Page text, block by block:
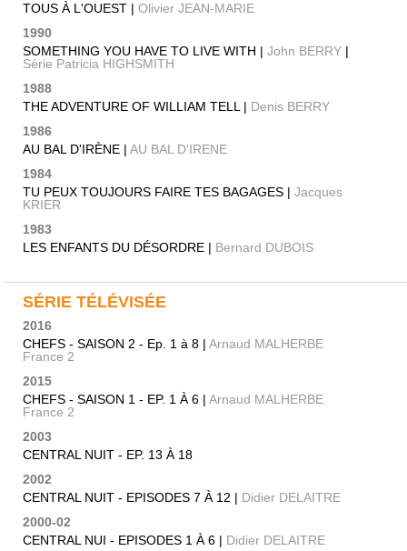
TOUS À L'OUEST | Olivier JEAN-MARIE
1990
SOMETHING YOU HAVE TO LIVE WITH | John BERRY |
Série Patricia HIGHSMITH
1988
THE ADVENTURE OF WILLIAM TELL | Denis BERRY
1986
AU BAL D'IRÈNE | AU BAL D'IRENE
1984
TU PEUX TOUJOURS FAIRE TES BAGAGES | Jacques
KRIER
1983
LES ENFANTS DU DÉSORDRE | Bernard DUBOIS
SÉRIE TÉLÉVISÉE
2016
CHEFS - SAISON 2 - Ep. 1 à 8 | Arnaud MALHERBE
France 2
2015
CHEFS - SAISON 1 - EP. 1 À 6 | Arnaud MALHERBE
France 2
2003
CENTRAL NUIT - EP. 13 À 18
2002
CENTRAL NUIT - EPISODES 7 À 12 | Didier DELAITRE
2000-02
CENTRAL NUI - EPISODES 1 À 6 | Didier DELAITRE